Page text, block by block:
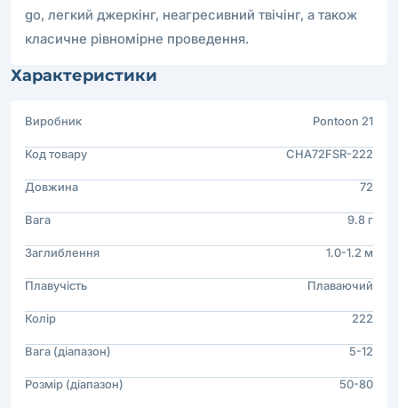
go, легкий джеркінг, неагресивний твічінг, а також
класичне рівномірне проведення.
Характеристики
Виробник Pontoon 21
Код товару CHA72FSR-222
Довжина 72
Вага 9.8 г
Заглиблення 1.0-1.2 м
Плавучість Плаваючий
Колір 222
Вага (діапазон) 5-12
Розмір (діапазон) 50-80